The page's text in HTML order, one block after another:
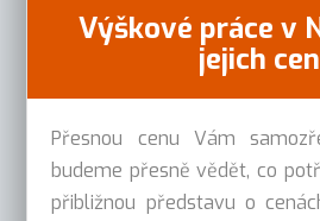
Výškové práce v
jejich
Přesnou cenu Vám
budeme přesně vědět, co
přibližnou představu o